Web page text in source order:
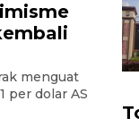
menguat
per dolar AS